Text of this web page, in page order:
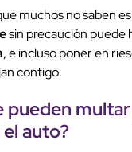
muchos no saben
sin precaución puede
, e incluso poner en
contigo.
pueden
auto?